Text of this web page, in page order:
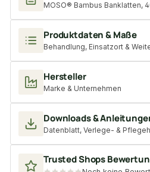
MOSO® Bambus Banklatten,
Produktdaten & Maße
Behandlung, Einsatzort &
Hersteller
Marke & Unternehmen
Downloads &
Datenblatt, Verlege- &
Trusted Shops